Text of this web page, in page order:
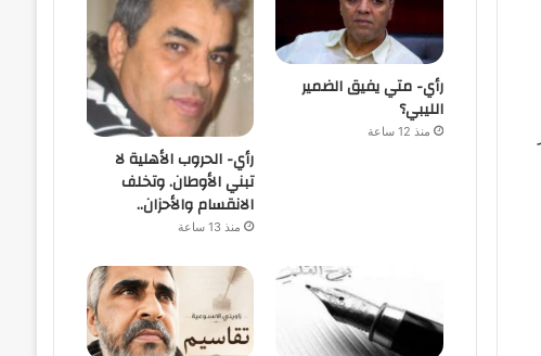
رأي- متي يفيق الضمير
الليبي؟
منذ 12 ساعة
رأي- الحروب الأهلية لا
تبني الأوطان. وتخلف
الانقسام والأحزان..
منذ 13 ساعة